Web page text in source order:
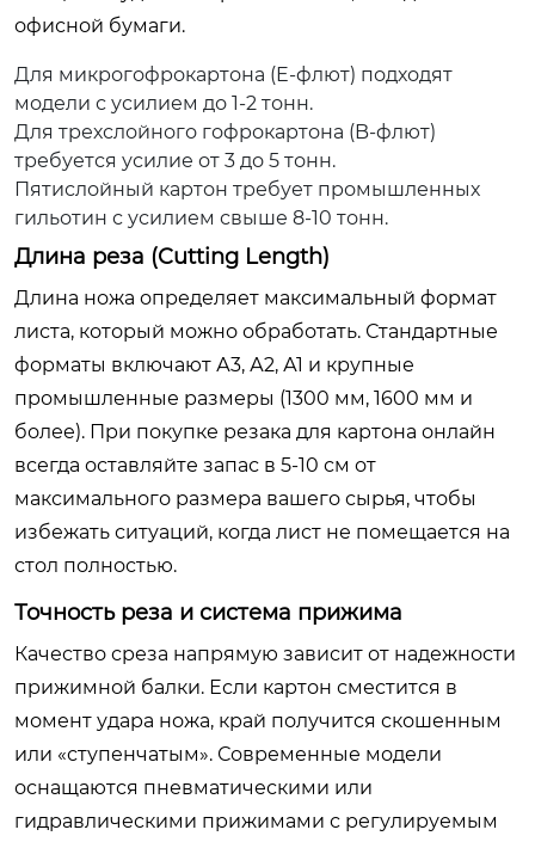
офисной бумаги.
Для микрогофрокартона (E-флют) подходят
модели с усилием до 1-2 тонн.
Для трехслойного гофрокартона (B-флют)
требуется усилие от 3 до 5 тонн.
Пятислойный картон требует промышленных
гильотин с усилием свыше 8-10 тонн.
Длина реза (Cutting Length)
Длина ножа определяет максимальный формат
листа, который можно обработать. Стандартные
форматы включают А3, А2, А1 и крупные
промышленные размеры (1300 мм, 1600 мм и
более). При покупке резака для картона онлайн
всегда оставляйте запас в 5-10 см от
максимального размера вашего сырья, чтобы
избежать ситуаций, когда лист не помещается на
стол полностью.
Точность реза и система прижима
Качество среза напрямую зависит от надежности
прижимной балки. Если картон сместится в
момент удара ножа, край получится скошенным
или «ступенчатым». Современные модели
оснащаются пневматическими или
гидравлическими прижимами с регулируемым